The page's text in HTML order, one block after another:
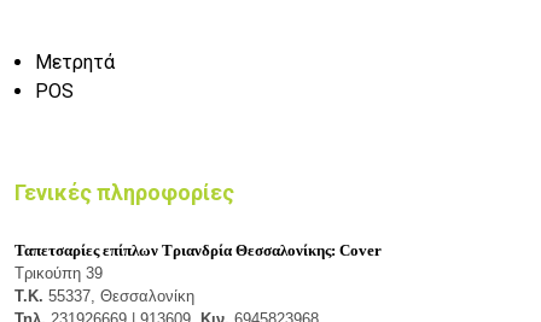
Μετρητά
POS
Γενικές πληροφορίες
Ταπετσαρίες επίπλων Τριανδρία Θεσσαλονίκης: Cover
Τρικούπη 39
Τ.Κ. 55337, Θεσσαλονίκη